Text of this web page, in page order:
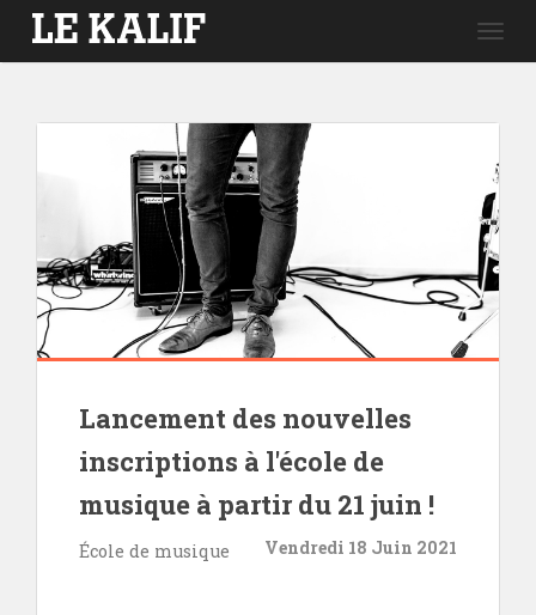
Lancement des nouvelles
inscriptions à l'école de
musique à partir du 21 juin !
École de musique Vendredi 18 Juin 2021